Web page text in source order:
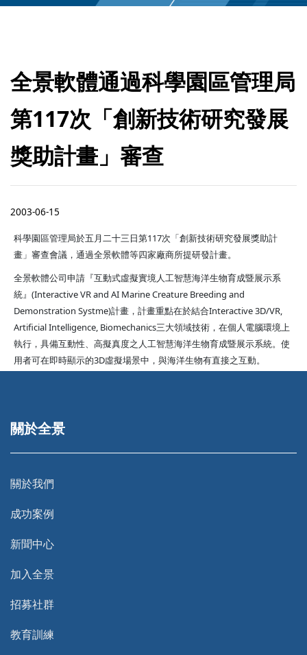
全景軟體通過科學園區管理局
第117次「創新技術研究發展
獎助計畫」審查
2003-06-15
科學園區管理局於五月二十三日第117次「創新技術研究發展獎助計
畫」審查會議，通過全景軟體等四家廠商所提研發計畫。
全景軟體公司申請『互動式虛擬實境人工智慧海洋生物育成暨展示系
統』(Interactive VR and AI Marine Creature Breeding and
Demonstration Systme)計畫，計畫重點在於結合Interactive 3D/VR,
Artificial Intelligence, Biomechanics三大領域技術，在個人電腦環境上
執行，具備互動性、高擬真度之人工智慧海洋生物育成暨展示系統。使
用者可在即時顯示的3D虛擬場景中，與海洋生物有直接之互動。
關於全景
關於我們
成功案例
新聞中心
加入全景
招募社群
教育訓練